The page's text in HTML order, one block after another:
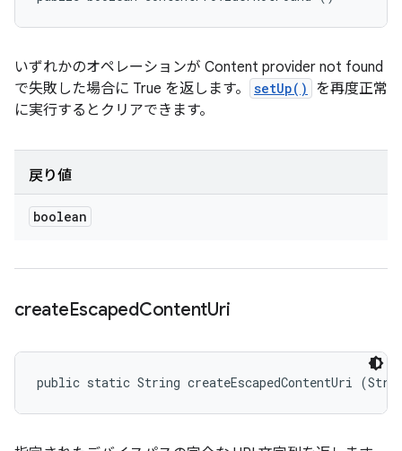
いずれかのオペレーションが Content provider not found
で失敗した場合に True を返します。
setUp()
を再度正常
に実行するとクリアできます。
戻り値
boolean
createEscapedContentUri
public static String createEscapedContentUri